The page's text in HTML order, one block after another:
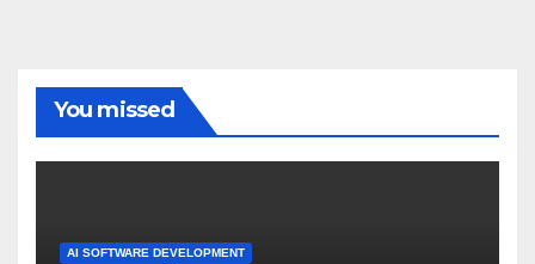
You missed
AI SOFTWARE DEVELOPMENT